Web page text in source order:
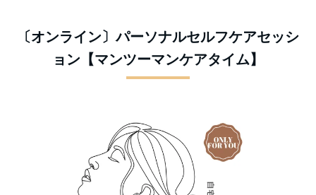
〔オンライン〕パーソナルセルフケアセッシ
ョン【マンツーマンケアタイム】